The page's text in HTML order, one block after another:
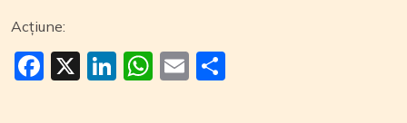
Acțiune:
Facebook
X LinkedIn
WhatsApp
Email